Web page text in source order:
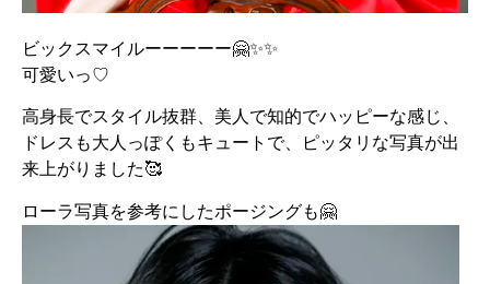
ビックスマイルーーーーー🤗✨✨
可愛いっ♡
高身長でスタイル抜群、美人で知的でハッピーな感じ、
ドレスも大人っぽくもキュートで、ピッタリな写真が出
来上がりました🥰
ローラ写真を参考にしたポージングも🤗